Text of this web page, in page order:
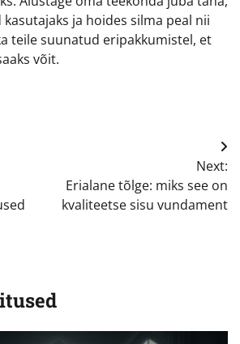
ja hoides silma peal nii
teile suunatud eripakkumistel, et
võit.
Next:
Erialane tõlge: miks see on
kvaliteetse sisu vundament